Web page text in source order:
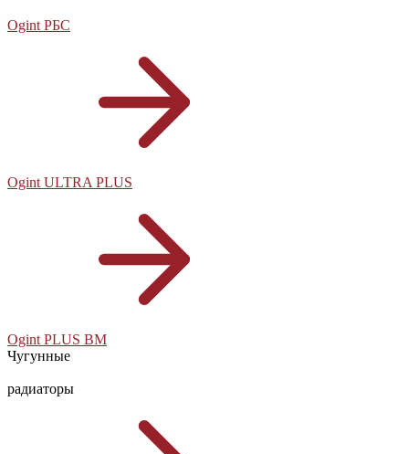
Ogint РБС
Ogint ULTRA PLUS
Ogint PLUS BM
Чугунные
радиаторы